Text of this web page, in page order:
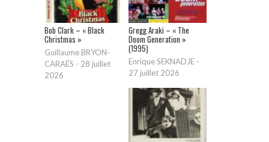
Bob Clark – « Black
Christmas »
Guillaume BRYON-
CARAËS - 28 juillet
2026
Gregg Araki – « The
Doom Generation »
(1995)
Enrique SEKNADJE -
27 juillet 2026